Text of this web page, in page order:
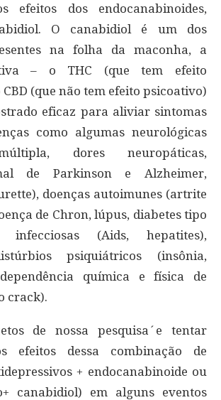
efeitos dos endocanabinoides,
O canabidiol é um dos
na folha da maconha, a
– o THC (que tem efeito
(que não tem efeito psicoativo)
eficaz para aliviar sintomas
como algumas neurológicas
dores neuropáticas,
de Parkinson e Alzheimer,
doenças autoimunes (artrite
de Chron, lúpus, diabetes tipo
infecciosas (Aids, hepatites),
psiquiátricos (insônia,
química e física de
crack).
de nossa pesquisa´e tentar
efeitos dessa combinação de
+ endocanabinoide ou
canabidiol) em alguns eventos